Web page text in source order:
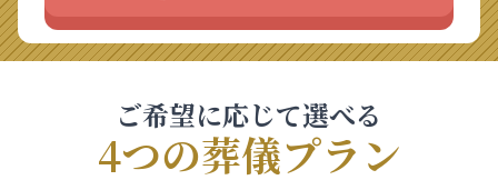
ご希望に応じて選べる
4つの葬儀プラン